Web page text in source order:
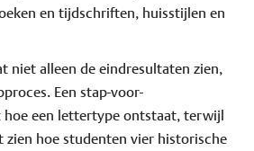
en tijdschriften, huisstijlen en
niet alleen de eindresultaten zien,
Een stap-voor-
een lettertype ontstaat, terwijl
zien hoe studenten vier historische